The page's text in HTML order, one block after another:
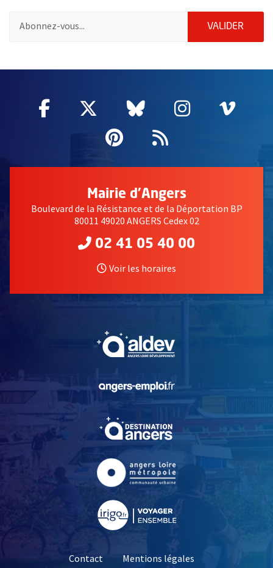
VALIDER
Facebook
, Ouvre une nouvelle fenêtre
Twitter
, Ouvre une nouvelle
Bluesky
, Ouvre une
Instagram
, Ouvre
,
Pinterest
, Ouvre une
Flux RSS
Mairie d'Angers
Boulevard de la Résistance et de la Déportation BP
80011 49020 ANGERS Cedex 02
02 41 05 40 00
Voir les horaires
, Ouvre une nouvelle
, Ouvre une nouvelle
Contact Mentions légales